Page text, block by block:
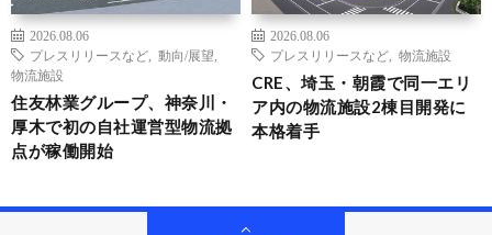
2026.08.06
プレスリリースなど
動向/展望
物流施設
住友林業グループ、神奈川・
厚木で初の自社運営型物流拠
点が稼働開始
2026.08.06
プレスリリースなど
物流施設
CRE、埼玉・朝霞で同一エリ
ア内の物流施設2棟目開発に
本格着手